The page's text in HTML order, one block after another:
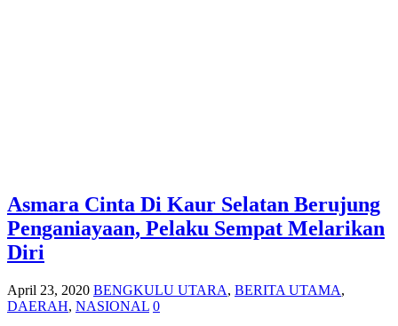
Asmara Cinta Di Kaur Selatan Berujung
Penganiayaan, Pelaku Sempat Melarikan
Diri
April 23, 2020 BENGKULU UTARA, BERITA UTAMA,
DAERAH, NASIONAL 0